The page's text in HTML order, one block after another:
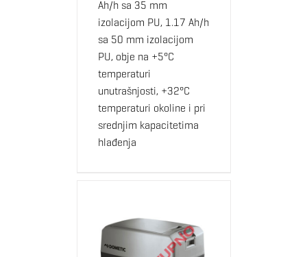
Ah/h sa 35 mm
izolacijom PU, 1.17 Ah/h
sa 50 mm izolacijom
PU, obje na +5°C
temperaturi
unutrašnjosti, +32°C
temperaturi okoline i pri
srednjim kapacitetima
hlađenja